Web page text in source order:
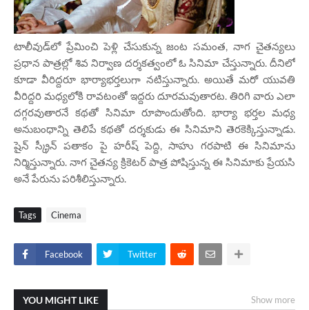
టాలీవుడ్‌లో ప్రేమించి పెళ్లి చేసుకున్న జంట స‌మంత‌, నాగ చైత‌న్యలు
ప్రధాన పాత్రల్లో శివ నిర్వాణ ద‌ర్శ‌క‌త్వంలో ఓ సినిమా చేస్తున్నారు. దీనిలో
కూడా వీరిద్దరూ భార్యాభర్తలుగా నటిస్తున్నారు. అయితే మరో యువతి
వీరిద్దరి మధ్యలోకి రావటంతో ఇద్దరు దూరమవుతారట. తిరిగి వారు ఎలా
దగ్గరవుతారనే కథతో సినిమా రూపొందుతోంది. భార్యా భర్తల మధ్య
అనుబంధాన్ని తెలిపే కథతో ద‌ర్శ‌కుడు ఈ సినిమాని తెర‌కెక్కిస్తున్నాడు.
షైన్ స్క్రీన్ పతాకం పై హ‌రీష్ పెద్ది, సాహు గ‌ర‌పాటి ఈ సినిమాను
నిర్మిస్తున్నారు. నాగ చైతన్య క్రికెటర్ పాత్ర పోషిస్తున్న ఈ సినిమాకు ప్రేయసి
అనే పేరును పరిశీలిస్తున్నారు.
Tags Cinema
Facebook Twitter
YOU MIGHT LIKE Show more